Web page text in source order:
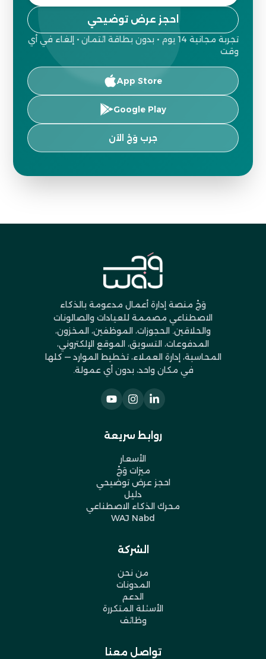
احجز عرض توضيحي
تجربة مجانية 14 يوم • بدون بطاقة ائتمان • إلغاء في أي
وقت
App Store
Google Play
جرب وَجْ الآن
وَجْ منصة إدارة أعمال مدعومة بالذكاء
الاصطناعي مصممة للعيادات والصالونات
والحلاقين. الحجوزات، الموظفين، المخزون،
المدفوعات، التسويق، الموقع الإلكتروني،
المحاسبة، إدارة العملاء، تخطيط الموارد — كلها
في مكان واحد، بدون أي عمولة.
روابط سريعة
الأسعار
ميزات وَجْ
احجز عرض توضيحي
دليل
محرك الذكاء الاصطناعي
WAJ Nabd
الشركة
من نحن
المدونات
الدعم
الأسئلة المتكررة
وظائف
تواصل معنا